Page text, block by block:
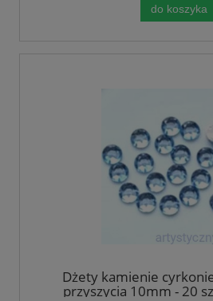
do koszyka
Dżety kamienie
przyszycia 10mm - 20